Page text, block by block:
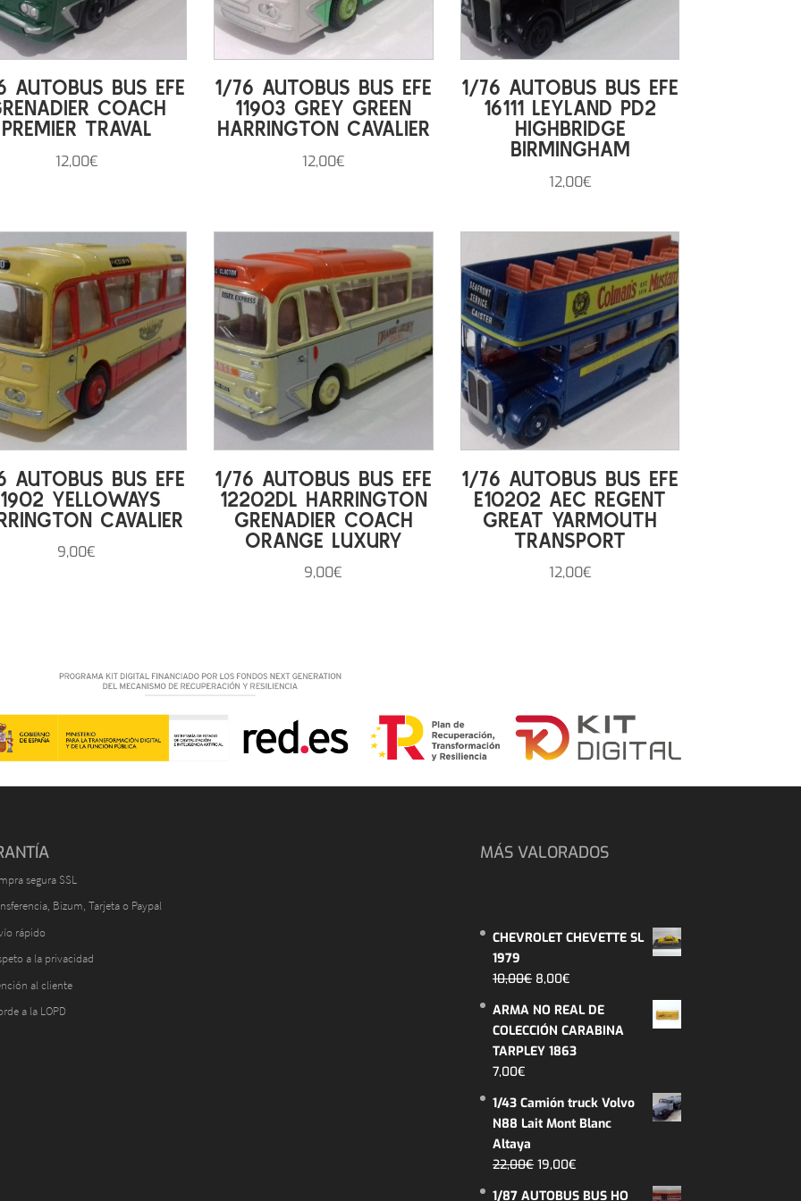
AUTOBUS BUS EFE
COACH
PREMIER TRAVAL
12,00€
1/76 AUTOBUS BUS EFE
11903 GREY GREEN
HARRINGTON CAVALIER
12,00€
1/76 AUTOBUS BUS EFE
16111 LEYLAND PD2
HIGHBRIDGE
BIRMINGHAM
12,00€
AUTOBUS BUS EFE
YELLOWAYS
CAVALIER
9,00€
1/76 AUTOBUS BUS EFE
12202DL HARRINGTON
GRENADIER COACH
ORANGE LUXURY
9,00€
1/76 AUTOBUS BUS EFE
E10202 AEC REGENT
GREAT YARMOUTH
TRANSPORT
12,00€
segura SSL
Bizum, Tarjeta o Paypal
rápido
a la privacidad
al cliente
a la LOPD
MÁS VALORADOS
CHEVROLET CHEVETTE SL
1979
10,00€ El
original
era:
10,00€.
8,00€
actual
es:
8,00€.
ARMA NO REAL DE
COLECCIÓN CARABINA
TARPLEY 1863
7,00€
1/43 Camión truck Volvo
N88 Lait Mont Blanc
Altaya
22,00€ El
19,00€
1/87 AUTOBUS BUS HO